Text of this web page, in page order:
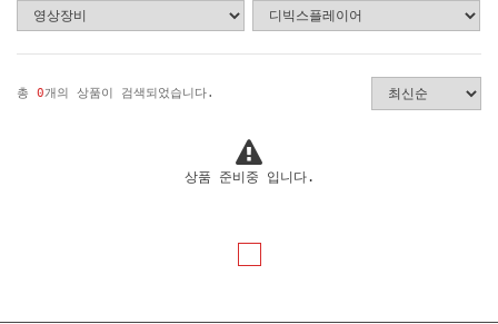
총 0개의 상품이 검색되었습니다.
상품 준비중 입니다.